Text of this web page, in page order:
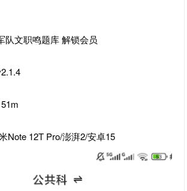
队文职鸣题库 解锁会员
Note 12T Pro/澎湃2/安卓15